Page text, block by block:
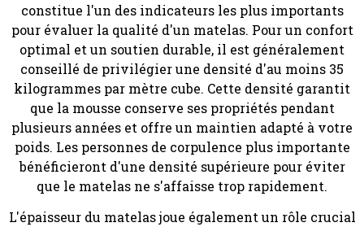
constitue l'un des indicateurs les plus importants
pour évaluer la qualité d'un matelas. Pour un confort
optimal et un soutien durable, il est généralement
conseillé de privilégier une densité d'au moins 35
kilogrammes par mètre cube. Cette densité garantit
que la mousse conserve ses propriétés pendant
plusieurs années et offre un maintien adapté à votre
poids. Les personnes de corpulence plus importante
bénéficieront d'une densité supérieure pour éviter
que le matelas ne s'affaisse trop rapidement.
L'épaisseur du matelas joue également un rôle crucial